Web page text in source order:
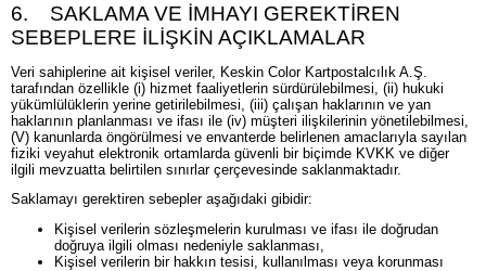
6. SAKLAMA VE İMHAYI GEREKTİREN
SEBEPLERE İLİŞKİN AÇIKLAMALAR
Veri sahiplerine ait kişisel veriler, Keskin Color Kartpostalcılık A.Ş.
tarafından özellikle (i) hizmet faaliyetlerin sürdürülebilmesi, (ii) hukuki
yükümlülüklerin yerine getirilebilmesi, (iii) çalışan haklarının ve yan
haklarının planlanması ve ifası ile (iv) müşteri ilişkilerinin yönetilebilmesi,
(V) kanunlarda öngörülmesi ve envanterde belirlenen amaclarıyla sayılan
fiziki veyahut elektronik ortamlarda güvenli bir biçimde KVKK ve diğer
ilgili mevzuatta belirtilen sınırlar çerçevesinde saklanmaktadır.
Saklamayı gerektiren sebepler aşağıdaki gibidir:
Kişisel verilerin sözleşmelerin kurulması ve ifası ile doğrudan
doğruya ilgili olması nedeniyle saklanması,
Kişisel verilerin bir hakkın tesisi, kullanılması veya korunması